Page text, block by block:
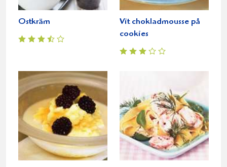
Ostkräm
Vit chokladmousse på
cookies